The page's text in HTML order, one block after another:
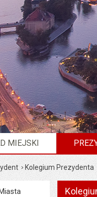
MIEJSKI
Kolegium Prezydenta